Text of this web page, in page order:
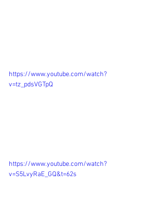
https://www.youtube.com/watch?
v=tz_pdsVGTpQ
https://www.youtube.com/watch?
v=S5LvyRaE_GQ&t=62s